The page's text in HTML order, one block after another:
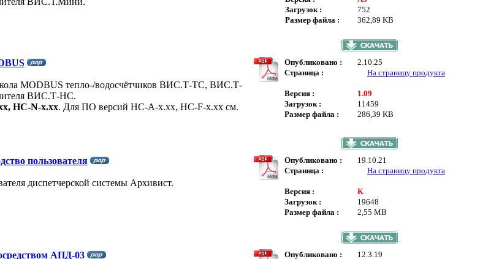
Загрузок :
752
Размер файла :
362,89 KB
MODBUS тепло-/водосчётчиков ВИС.Т-ТС, ВИС.Т-
ВИС.Т-HC.
HC-N-x.xx. Для ПО версий HC-A-x.xx, HC-F-x.xx см.
Опубликовано :
2.10.25
Страница :
На страницу продукта
Версия :
1.09
Загрузок :
11459
Размер файла :
286,39 KB
пользователя
диспетчерской системы Архивист.
Опубликовано :
19.10.21
Страница :
На страницу продукта
Версия :
K
Загрузок :
19648
Размер файла :
2,55 MB
АПД-03
Опубликовано : 12.3.19